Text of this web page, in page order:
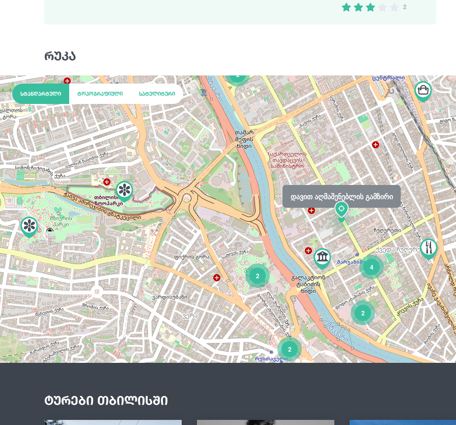
2
რუკა
დავით აღმაშენებლის გამზირი
2
2
4
2
2
სტანდარტული ტოპოგრაფიული სატელიტური
ტურები თბილისში